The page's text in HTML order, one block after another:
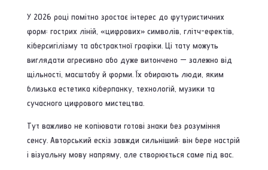
У 2026 році помітно зростає інтерес до футуристичних
форм: гострих ліній, «цифрових» символів, глітч-ефектів,
кіберсигілізму та абстрактної графіки. Ці тату можуть
виглядати агресивно або дуже витончено — залежно від
щільності, масштабу й форми. Їх обирають люди, яким
близька естетика кіберпанку, технологій, музики та
сучасного цифрового мистецтва.
Тут важливо не копіювати готові знаки без розуміння
сенсу. Авторський ескіз завжди сильніший: він бере настрій
і візуальну мову напряму, але створюється саме під вас.